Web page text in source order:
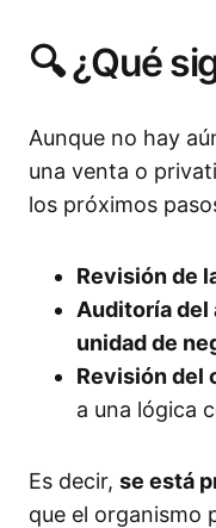
🔍 ¿Qué
Aunque no hay
una venta o
los próximos
Revisión de
Auditoría del
unidad de
Revisión del
a una lógica
Es decir, se está
que el organismo